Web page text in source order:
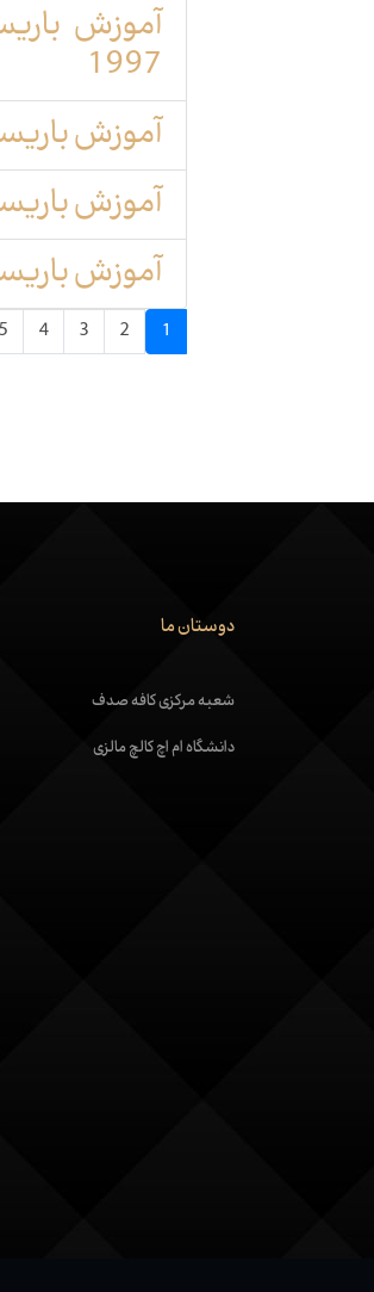
آموزش
1997
آموزش
آموزش
آموزش
1
2
3
4
5
دوستان ما
شعبه مرکزی کافه صدف
دانشگاه ام اچ کالچ مالزی